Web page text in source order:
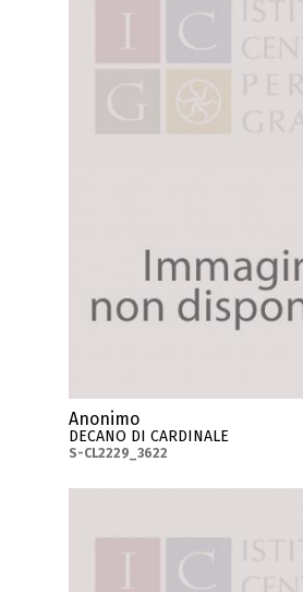
Anonimo
DECANO DI CARDINALE
S-CL2229_3622